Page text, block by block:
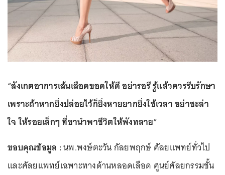
“สังเกตอาการเส้นเลือดขอดให้ดี อย่ารอรี รู้แล้วควรรีบรักษา
เพราะถ้าหากยิ่งปล่อยไว้ก็ยิ่งหายยากยิ่งใช้เวลา อย่าชะล่า
ใจ ให้รอยเล็กๆ ที่ขานำพาชีวิตให้พังทลาย”
ขอบคุณข้อมูล :นพ.พงษ์ตะวัน กัลยพฤกษ์ ศัลยแพทย์ทั่วไป
และศัลยแพทย์เฉพาะทางด้านหลอดเลือด ศูนย์ศัลยกรรมชั้น